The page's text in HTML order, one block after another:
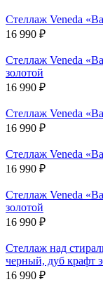
Стеллаж Veneda
16 990 ₽
Стеллаж Veneda
золотой
16 990 ₽
Стеллаж Veneda
16 990 ₽
Стеллаж Veneda
16 990 ₽
Стеллаж Veneda
золотой
16 990 ₽
Стеллаж над
черный, дуб крафт
16 990 ₽